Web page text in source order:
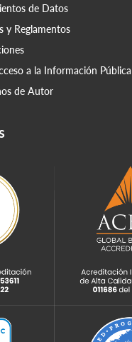
de Datos
y Reglamentos
a la Información Pública
de Autor